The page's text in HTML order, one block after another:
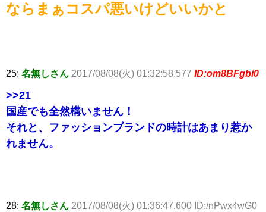
ならまぁコスパ悪いけどいいかと
25: 名無しさん 2017/08/08(火) 01:32:58.577 ID:om8BFgbi0
>>21
国産でも全然構いません！
それと、ファッションブランドの時計はあまり惹か
れません。
28: 名無しさん 2017/08/08(火) 01:36:47.600 ID:/nPwx4wG0